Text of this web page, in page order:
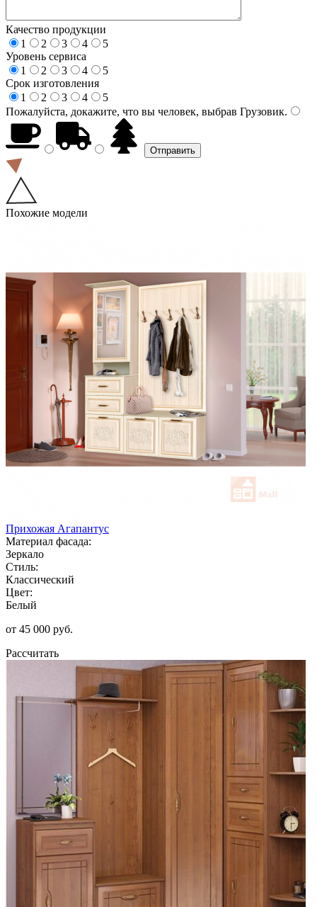
Качество продукции
1
2 3 4
5
Уровень сервиса
1
2 3 4
5
Срок изготовления
1
2 3 4
5
Пожалуйста, докажите, что вы человек, выбрав Грузовик.
Похожие модели
Прихожая Агапантус
Материал фасада:
Зеркало
Стиль:
Классический
Цвет:
Белый
от 45 000 руб.
Рассчитать